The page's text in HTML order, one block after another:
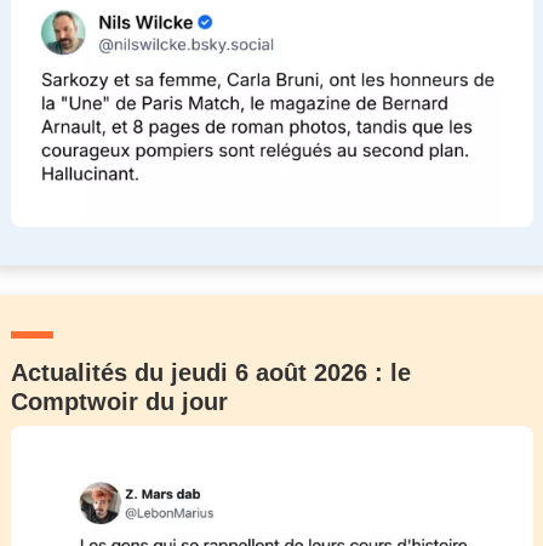
Actualités du jeudi 6 août 2026 : le
Comptwoir du jour